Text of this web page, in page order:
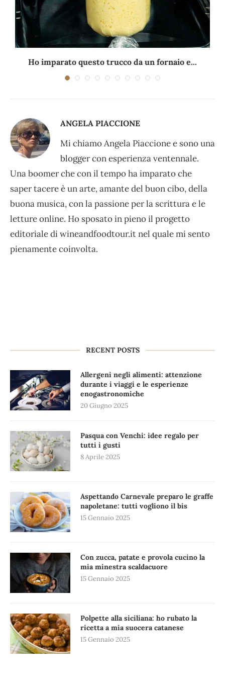
Ho imparato questo trucco da un fornaio e...
ANGELA PIACCIONE
Mi chiamo Angela Piaccione e sono una
blogger con esperienza ventennale.
Una boomer che con il tempo ha imparato che
saper tacere è un arte, amante del buon cibo, della
buona musica, con la passione per la scrittura e le
letture online. Ho sposato in pieno il progetto
editoriale di wineandfoodtour.it nel quale mi sento
pienamente coinvolta.
RECENT POSTS
Allergeni negli alimenti: attenzione
durante i viaggi e le esperienze
enogastronomiche
20 Giugno 2025
Pasqua con Venchi: idee regalo per
tutti i gusti
8 Aprile 2025
Aspettando Carnevale preparo le graffe
napoletane: tutti vogliono il bis
15 Gennaio 2025
Con zucca, patate e provola cucino la
mia minestra scaldacuore
15 Gennaio 2025
Polpette alla siciliana: ho rubato la
ricetta a mia suocera catanese
15 Gennaio 2025